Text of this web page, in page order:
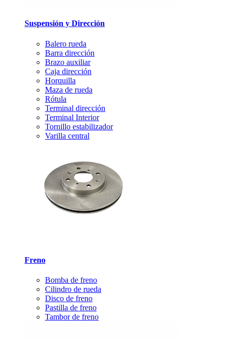
Suspensión y Dirección
Balero rueda
Barra dirección
Brazo auxiliar
Caja dirección
Horquilla
Maza de rueda
Rótula
Terminal dirección
Terminal Interior
Tornillo estabilizador
Varilla central
Freno
Bomba de freno
Cilindro de rueda
Disco de freno
Pastilla de freno
Tambor de freno